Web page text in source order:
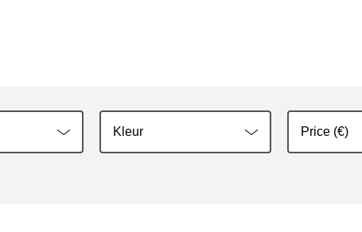
Kleur Price (€)